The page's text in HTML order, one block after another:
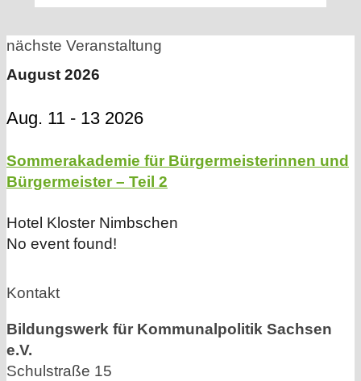
nächste Veranstaltung
August 2026
Aug. 11 - 13 2026
Sommerakademie für Bürgermeisterinnen und
Bürgermeister – Teil 2
Hotel Kloster Nimbschen
No event found!
Kontakt
Bildungswerk für Kommunalpolitik Sachsen
e.V.
Schulstraße 15